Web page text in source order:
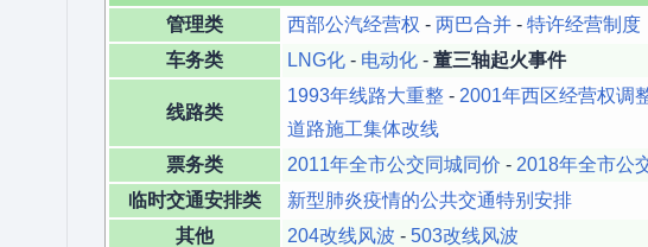
管理类 西部公汽经营权 - 两巴合并 - 特许经营制度
车务类
LNG化 - 电动化 - 董三轴起火事件
线路类
1993年线路大重整 - 2001年西区经营权调
道路施工集体改线
票务类
2011年全市公交同城同价 - 2018年全市公
临时交通安排类
新型肺炎疫情的公共交通特别安排
其他
204改线风波 - 503改线风波